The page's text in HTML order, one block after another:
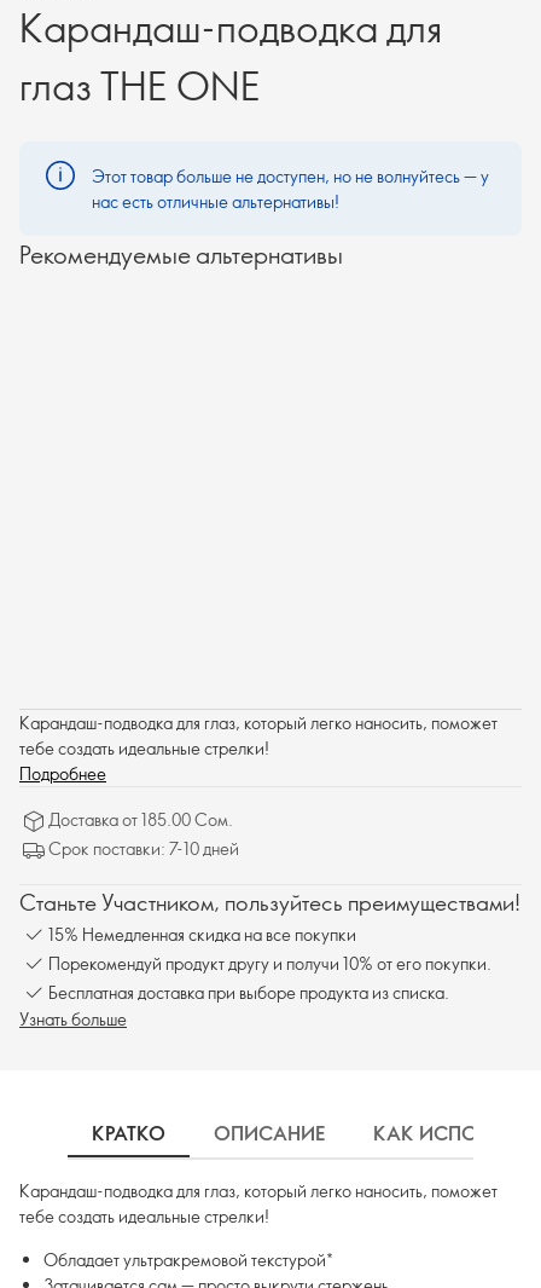
Карандаш-подводка для
глаз THE ONE
Этот товар больше не доступен, но не волнуйтесь — у
нас есть отличные альтернативы!
Рекомендуемые альтернативы
Карандаш-подводка для глаз, который легко наносить, поможет
тебе создать идеальные стрелки!
Подробнее
Доставка от 185.00 Сом.
Срок поставки: 7-10 дней
Станьте Участником, пользуйтесь преимуществами!
15% Немедленная скидка на все покупки
Порекомендуй продукт другу и получи 10% от его покупки.
Бесплатная доставка при выборе продукта из списка.
Узнать больше
КРАТКО ОПИСАНИЕ КАК
Карандаш-подводка для глаз, который легко наносить, поможет
тебе создать идеальные стрелки!
Обладает ультракремовой текстурой*